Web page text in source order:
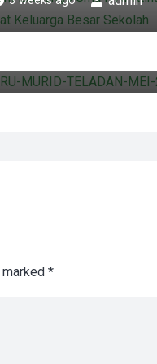
Guru/
Teladan Mei
*